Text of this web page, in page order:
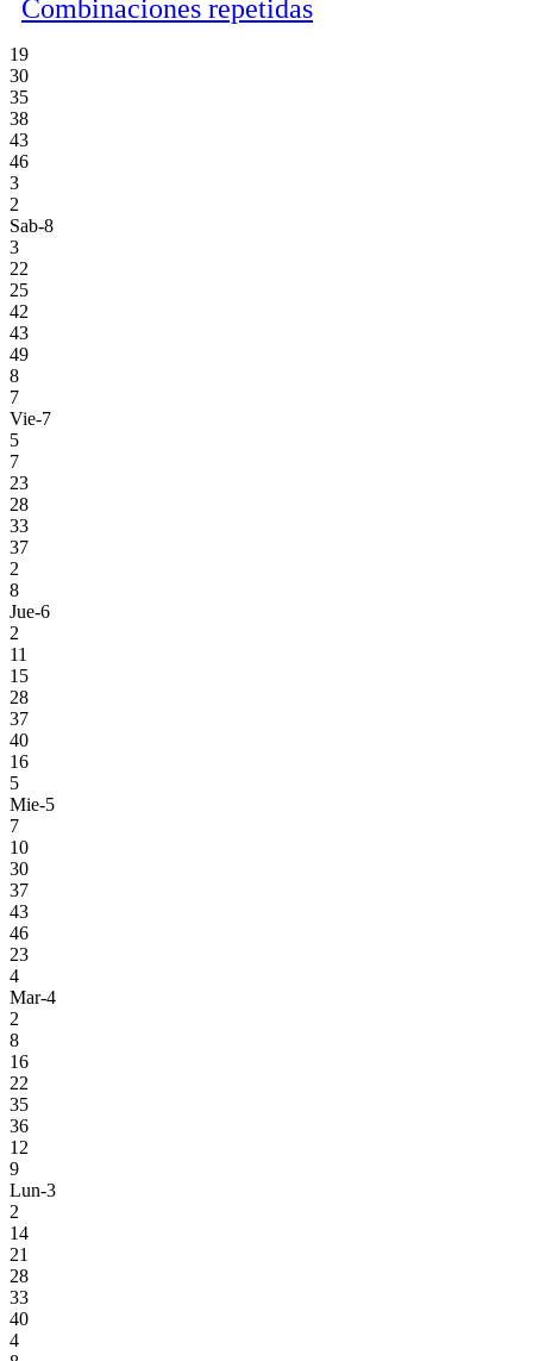
Combinaciones repetidas
19
30
35
38
43
46
3
2
Sab-8
3
22
25
42
43
49
8
7
Vie-7
5
7
23
28
33
37
2
8
Jue-6
2
11
15
28
37
40
16
5
Mie-5
7
10
30
37
43
46
23
4
Mar-4
2
8
16
22
35
36
12
9
Lun-3
2
14
21
28
33
40
4